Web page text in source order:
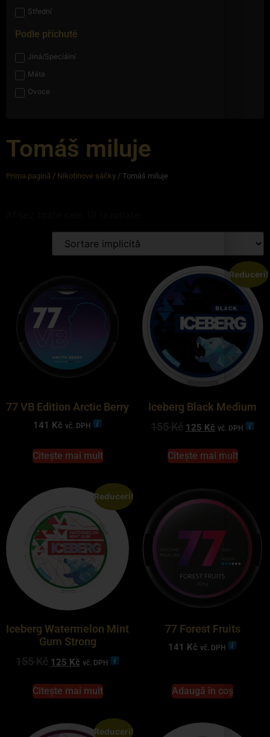
Střední
Podle příchutě
Jiná/Speciální
Máta
Ovoce
Tomáš miluje
Prima pagină / Nikotinové sáčky / Tomáš miluje
77 VB Edition Arctic Berry
141 Kč vč. DPH
Citește mai mult
Reduceri!
Iceberg Black Medium
155Kč 125 Kč vč. DPH
Citește mai mult
Reduceri!
Iceberg Watermelon Mint
Gum Strong
155Kč 125 Kč vč. DPH
Citește mai mult
77 Forest Fruits
141 Kč vč. DPH
Adaugă în coș
Reduceri!